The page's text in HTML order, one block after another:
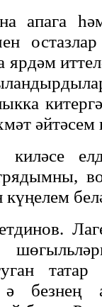
апага
ярдәм
әйтәсем
күңелем
татар
безнең